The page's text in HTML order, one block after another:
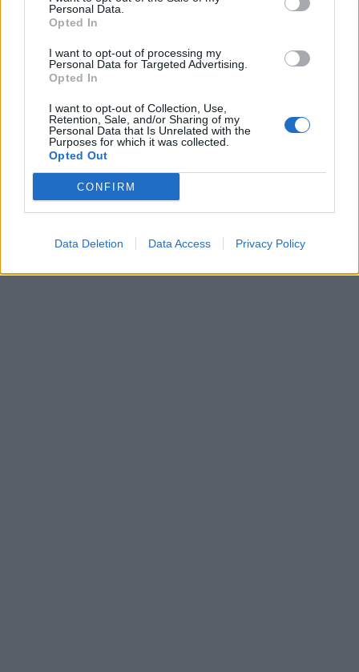
Personal Data.
Opted In
I want to opt-out of processing my
Personal Data for Targeted Advertising.
Opted In
I want to opt-out of Collection, Use,
Retention, Sale, and/or Sharing of my
Personal Data that Is Unrelated with the
Purposes for which it was collected.
Opted Out
CONFIRM
Data Deletion Data Access Privacy Policy
In evidenza